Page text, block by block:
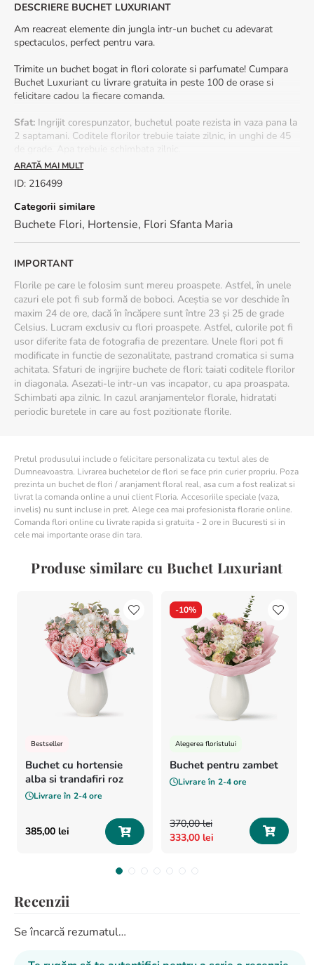
DESCRIERE BUCHET LUXURIANT
Am reacreat elemente din jungla intr-un buchet cu adevarat
spectaculos, perfect pentru vara.
Trimite un buchet bogat in flori colorate si parfumate! Cumpara
Buchet Luxuriant cu livrare gratuita in peste 100 de orase si
felicitare cadou la fiecare comanda.
Sfat: Ingrijit corespunzator, buchetul poate rezista in vaza pana la
2 saptamani. Coditele florilor trebuie taiate zilnic, in unghi de 45
de grade. Apa trebuie schimbata zilnic.
ARATĂ MAI MULT
ID: 216499
Categorii similare
Buchete Flori, Hortensie, Flori Sfanta Maria
IMPORTANT
Florile pe care le folosim sunt mereu proaspete. Astfel, în unele
cazuri ele pot fi sub formă de boboci. Aceștia se vor deschide în
maxim 24 de ore, dacă în încăpere sunt între 23 și 25 de grade
Celsius. Lucram exclusiv cu flori proaspete. Astfel, culorile pot fi
usor diferite fata de fotografia de prezentare. Unele flori pot fi
modificate in functie de sezonalitate, pastrand cromatica si suma
achitata. Sfaturi de ingrijire buchete de flori: taiati coditele florilor
in diagonala. Asezati-le intr-un vas incapator, cu apa proaspata.
Schimbati apa zilnic. In cazul aranjamentelor florale, hidratati
periodic buretele in care au fost pozitionate florile.
Pretul produsului include o felicitare personalizata cu textul ales de
Dumneavoastra. Livrarea buchetelor de flori se face prin curier propriu. Poza
prezinta un buchet de flori / aranjament floral real, asa cum a fost realizat si
livrat la comanda online a unui client Floria. Accesoriile speciale (vaza,
invelis) nu sunt incluse in pret. Alege cea mai profesionista florarie online.
Comanda flori online cu livrate rapida si gratuita - 2 ore in Bucuresti si in
cele mai importante orase din tara.
Produse similare cu Buchet Luxuriant
Bestseller
Buchet cu hortensie
alba si trandafiri roz
Livrare în 2-4 ore
385,00 lei
-10%
Alegerea floristului
Buchet pentru zambet
Livrare în 2-4 ore
370,00 lei
333,00 lei
Recenzii
Se încarcă rezumatul…